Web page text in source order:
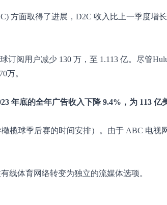
方面取得了进展，D2C 收入比上一季度增长
阅用户减少 130 万，至 1.113 亿。尽管
万。
年底的全年广告收入下降 9.4%，为 113 亿
榄球季后赛的时间安排）。由于 ABC 电视
线体育网络转变为独立的流媒体选项。